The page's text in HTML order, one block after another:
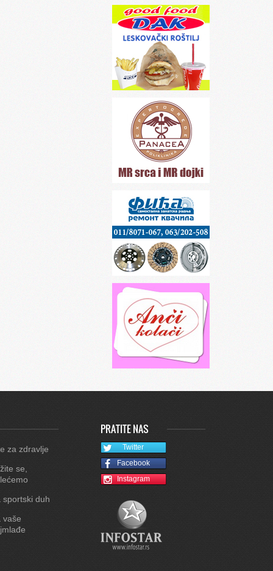
za zdravlje
se,
sportski duh
vaše
PRATITE NAS
Twitter
Facebook
Instagram